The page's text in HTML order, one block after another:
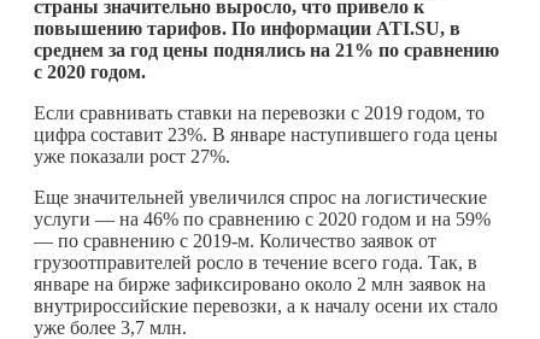
страны значительно выросло, что привело к
повышению тарифов. По информации ATI.SU, в
среднем за год цены поднялись на 21% по сравнению
с 2020 годом.
Если сравнивать ставки на перевозки с 2019 годом, то
цифра составит 23%. В январе наступившего года цены
уже показали рост 27%.
Еще значительней увеличился спрос на логистические
услуги — на 46% по сравнению с 2020 годом и на 59%
— по сравнению с 2019-м. Количество заявок от
грузоотправителей росло в течение всего года. Так, в
январе на бирже зафиксировано около 2 млн заявок на
внутрироссийские перевозки, а к началу осени их стало
уже более 3,7 млн.